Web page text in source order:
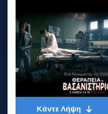
Κάντε Λήψη